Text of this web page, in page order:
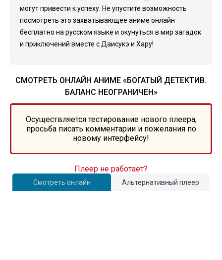
могут привести к успеху. Не упустите возможность
посмотреть это захватывающее аниме онлайн
бесплатно на русском языке и окунуться в мир загадок
и приключений вместе с Даисукэ и Хару!
СМОТРЕТЬ ОНЛАЙН АНИМЕ «БОГАТЫЙ ДЕТЕКТИВ.
БАЛАНС НЕОГРАНИЧЕН»
Осуществляется тестирование нового плеера,
просьба писать комментарии и пожелания по
новому интерфейсу!
Смотреть онлайн Альтернативный плеер
Плеер не работает?